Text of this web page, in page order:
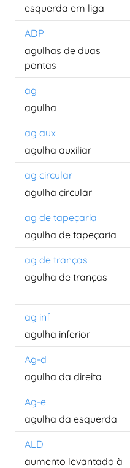
esquerda em liga
ADP
agulhas de duas
pontas
ag
agulha
ag aux
agulha auxiliar
ag circular
agulha circular
ag de tapeçaria
agulha de tapeçaria
ag de tranças
agulha de tranças
ag inf
agulha inferior
Ag-d
agulha da direita
Ag-e
agulha da esquerda
ALD
aumento levantado à